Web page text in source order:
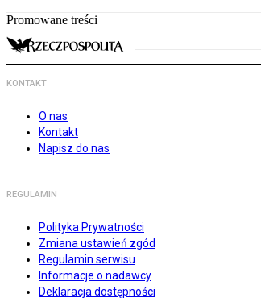
Promowane treści
KONTAKT
O nas
Kontakt
Napisz do nas
REGULAMIN
Polityka Prywatności
Zmiana ustawień zgód
Regulamin serwisu
Informacje o nadawcy
Deklaracja dostępności